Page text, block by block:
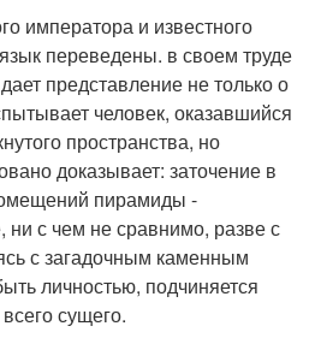
императора и известного
переведены. в своем труде
представление не только о
человек, оказавшийся
пространства, но
доказывает: заточение в
пирамиды -
с чем не сравнимо, разве с
с загадочным каменным
личностью, подчиняется
сущего.